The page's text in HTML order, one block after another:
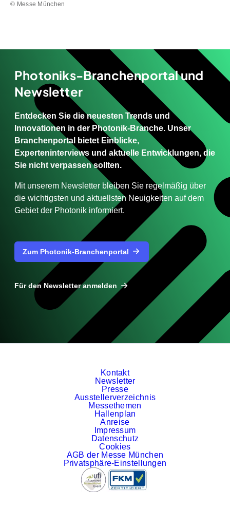
© Messe München
Photoniks-Branchenportal und
Newsletter
Entdecken Sie die neuesten Trends und
Innovationen in der Photonik-Branche. Unser
Branchenportal bietet Einblicke,
Experteninterviews und aktuelle Entwicklungen, die
Sie nicht verpassen sollten.
Mit unserem Newsletter bleiben Sie regelmäßig über
die wichtigsten und aktuellsten Neuigkeiten auf dem
Gebiet der Photonik informiert.
Zum Photonik-Branchenportal
Für den Newsletter anmelden
Kontakt
Newsletter
Presse
Ausstellerverzeichnis
Messethemen
Hallenplan
Anreise
Impressum
Datenschutz
Cookies
AGB der Messe München
Privatsphäre-Einstellungen